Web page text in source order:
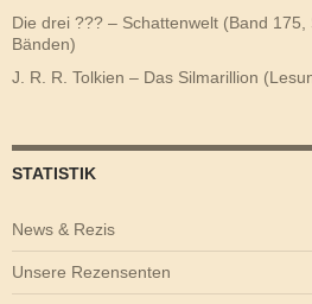
Die drei ??? – Schattenwelt (Band
Bänden)
J. R. R. Tolkien – Das Silmarillion
STATISTIK
News & Rezis
Unsere Rezensenten